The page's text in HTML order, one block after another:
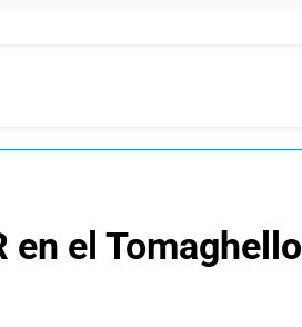
en el Tomaghello